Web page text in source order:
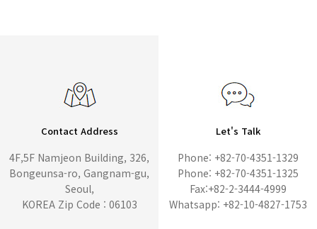
Contact Address
4F,5F Namjeon Building, 326,
Bongeunsa-ro, Gangnam-gu,
Seoul,
KOREA Zip Code : 06103
Let's Talk
Phone: +82-70-4351-1329
Phone: +82-70-4351-1325
Fax:+82-2-3444-4999
Whatsapp: +82-10-4827-1753